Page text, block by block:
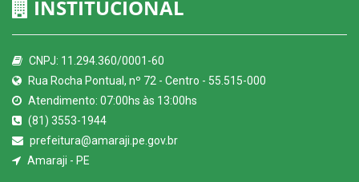
INSTITUCIONAL
CNPJ: 11.294.360/0001-60
Rua Rocha Pontual, nº 72 - Centro - 55.515-000
Atendimento: 07:00hs às 13:00hs
(81) 3553-1944
prefeitura@amaraji.pe.gov.br
Amaraji - PE